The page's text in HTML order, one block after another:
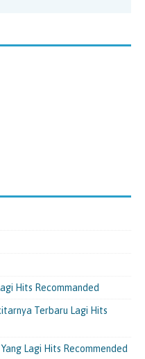
Hits Recommanded
Terbaru Lagi Hits
Lagi Hits Recommended